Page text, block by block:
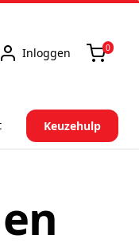
Inloggen 0
Keuzehulp